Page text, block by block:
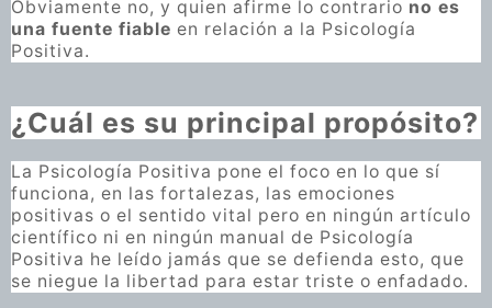
Obviamente no, y quien afirme lo contrario no es
una fuente fiable en relación a la Psicología
Positiva.
¿Cuál es su principal propósito?
La Psicología Positiva pone el foco en lo que sí
funciona, en las fortalezas, las emociones
positivas o el sentido vital pero en ningún artículo
científico ni en ningún manual de Psicología
Positiva he leído jamás que se defienda esto, que
se niegue la libertad para estar triste o enfadado.